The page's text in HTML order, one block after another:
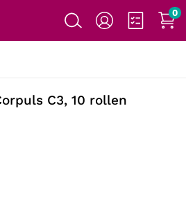
0
C3, 10 rollen